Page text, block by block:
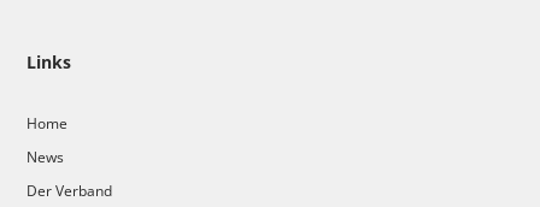
Links
Home
News
Der Verband